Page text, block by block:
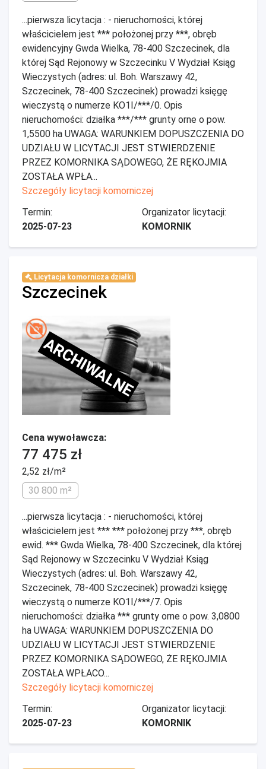
...pierwsza licytacja : - nieruchomości, której
właścicielem jest *** położonej przy ***, obręb
ewidencyjny Gwda Wielka, 78-400 Szczecinek, dla
której Sąd Rejonowy w Szczecinku V Wydział Ksiąg
Wieczystych (adres: ul. Boh. Warszawy 42,
Szczecinek, 78-400 Szczecinek) prowadzi księgę
wieczystą o numerze KO1I/***/0. Opis
nieruchomości: działka ***/*** grunty orne o pow.
1,5500 ha UWAGA: WARUNKIEM DOPUSZCZENIA DO
UDZIAŁU W LICYTACJI JEST STWIERDZENIE
PRZEZ KOMORNIKA SĄDOWEGO, ŻE RĘKOJMIA
ZOSTAŁA WPŁA...
Szczegóły licytacji komorniczej
Termin:
2025-07-23
Organizator licytacji:
KOMORNIK
Licytacja komornicza działki
Szczecinek
ARCHIWALNE
Cena wywoławcza:
77 475 zł
2,52 zł/m²
30 800 m²
...pierwsza licytacja : - nieruchomości, której
właścicielem jest *** *** położonej przy ***, obręb
ewid. *** Gwda Wielka, 78-400 Szczecinek, dla której
Sąd Rejonowy w Szczecinku V Wydział Ksiąg
Wieczystych (adres: ul. Boh. Warszawy 42,
Szczecinek, 78-400 Szczecinek) prowadzi księgę
wieczystą o numerze KO1I/***/7. Opis
nieruchomości: działka *** grunty orne o pow. 3,0800
ha UWAGA: WARUNKIEM DOPUSZCZENIA DO
UDZIAŁU W LICYTACJI JEST STWIERDZENIE
PRZEZ KOMORNIKA SĄDOWEGO, ŻE RĘKOJMIA
ZOSTAŁA WPŁACO...
Szczegóły licytacji komorniczej
Termin:
2025-07-23
Organizator licytacji:
KOMORNIK